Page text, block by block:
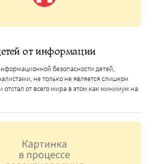
от информации
безопасности детей,
не только не является слишком
отстал от всего мира в этом как минимум на